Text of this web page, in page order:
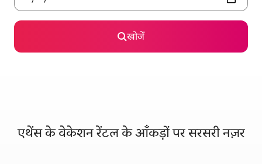
खोजें
एथेंस के वेकेशन रेंटल के आँकड़ों पर सरसरी नज़र